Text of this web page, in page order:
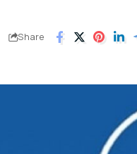
Share